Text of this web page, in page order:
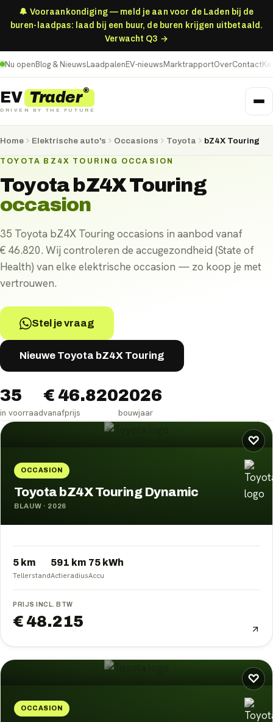
🔔 Vooraankondiging — meld je aan voor de Laden bij de
buren-laadpas: laad bij een buur, de buren krijgen uitbetaald.
Verwacht Q3 →
Nu openBlog & NieuwsLaadpalenEV-nieuwsMarktrapportOverContact
EV Trader®
DRIVEN BY THE FUTURE
Home Elektrische auto's Occasions Toyota bZ4X Touring
TOYOTA BZ4X TOURING OCCASION
Toyota bZ4X Touring
occasion
35 Toyota bZ4X Touring occasions in aanbod vanaf
€ 46.820. Wij controleren de accugezondheid (State of
Health) van elke elektrische occasion — zo koop je met
vertrouwen.
Stel je vraag
Nieuwe Toyota bZ4X Touring
35
in voorraad
€ 46.820
vanafprijs
2026
bouwjaar
Toyota bZ4X Touringoccasions
♡
OCCASION
Toyota bZ4X Touring Dynamic
BLAUW · 2026
5 km
Tellerstand
591 km
Actieradius
75 kWh
Accu
PRIJS INCL. BTW
€ 48.215
♡
OCCASION